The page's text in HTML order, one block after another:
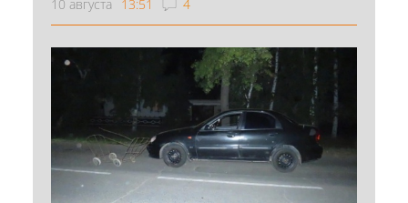
10 августа 13:51 4